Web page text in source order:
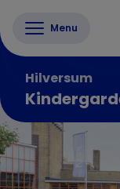
Menu
Hilversum